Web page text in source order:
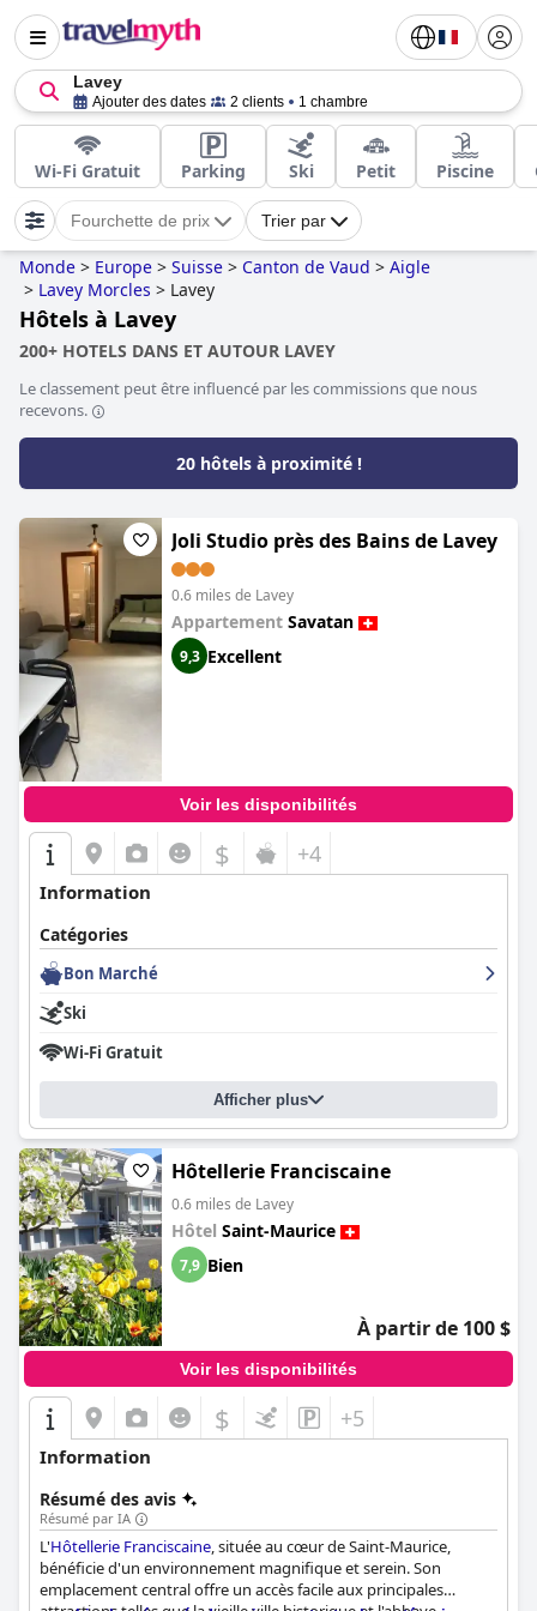
Lavey
Ajouter des dates 2 clients 1 chambre
Wi-Fi Gratuit Parking Ski Petit Piscine
Fourchette de prix Trier par
Monde > Europe > Suisse > Canton de Vaud > Aigle
> Lavey Morcles > Lavey
Hôtels à Lavey
200+ HOTELS DANS ET AUTOUR LAVEY
Le classement peut être influencé par les commissions que nous
recevons.
20 hôtels à proximité !
Joli Studio près des Bains de Lavey
0.6 miles de Lavey
Appartement Savatan
9,3 Excellent
Voir les disponibilités
$ +4
Information
Catégories
Bon Marché
Ski
Wi-Fi Gratuit
Afficher plus
Hôtellerie Franciscaine
0.6 miles de Lavey
Hôtel Saint-Maurice
7,9 Bien
À partir de 100 $
Voir les disponibilités
$ +5
Information
Résumé des avis
Résumé par IA
L'Hôtellerie Franciscaine, située au cœur de Saint-Maurice,
bénéficie d'un environnement magnifique et serein. Son
emplacement central offre un accès facile aux principales